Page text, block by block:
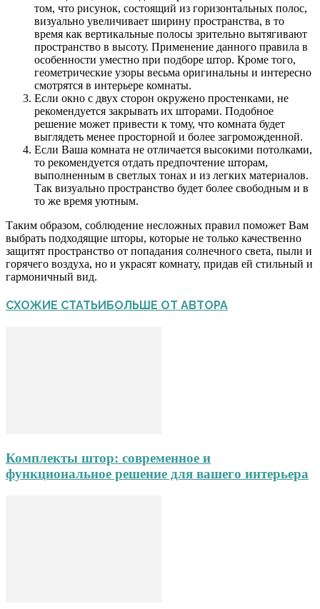
том, что рисунок, состоящий из горизонтальных полос,
визуально увеличивает ширину пространства, в то
время как вертикальные полосы зрительно вытягивают
пространство в высоту. Применение данного правила в
особенности уместно при подборе штор. Кроме того,
геометрические узоры весьма оригинальны и интересно
смотрятся в интерьере комнаты.
Если окно с двух сторон окружено простенками, не
рекомендуется закрывать их шторами. Подобное
решение может привести к тому, что комната будет
выглядеть менее просторной и более загроможденной.
Если Ваша комната не отличается высокими потолками,
то рекомендуется отдать предпочтение шторам,
выполненным в светлых тонах и из легких материалов.
Так визуально пространство будет более свободным и в
то же время уютным.
Таким образом, соблюдение несложных правил поможет Вам
выбрать подходящие шторы, которые не только качественно
защитят пространство от попадания солнечного света, пыли и
горячего воздуха, но и украсят комнату, придав ей стильный и
гармоничный вид.
СХОЖИЕ СТАТЬИБОЛЬШЕ ОТ АВТОРА
Комплекты штор: современное и
функциональное решение для вашего интерьера